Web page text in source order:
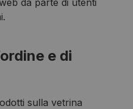
da parte di utenti
e di
sulla vetrina